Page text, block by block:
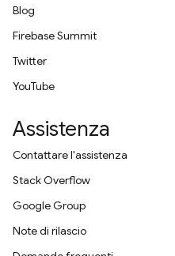
Blog
Firebase Summit
Twitter
YouTube
Assistenza
Contattare l'assistenza
Stack Overflow
Google Group
Note di rilascio